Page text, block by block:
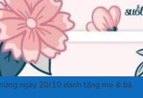
ngày 20/10 dành tặng mẹ & bà